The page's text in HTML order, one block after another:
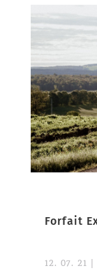
12. 07. 21